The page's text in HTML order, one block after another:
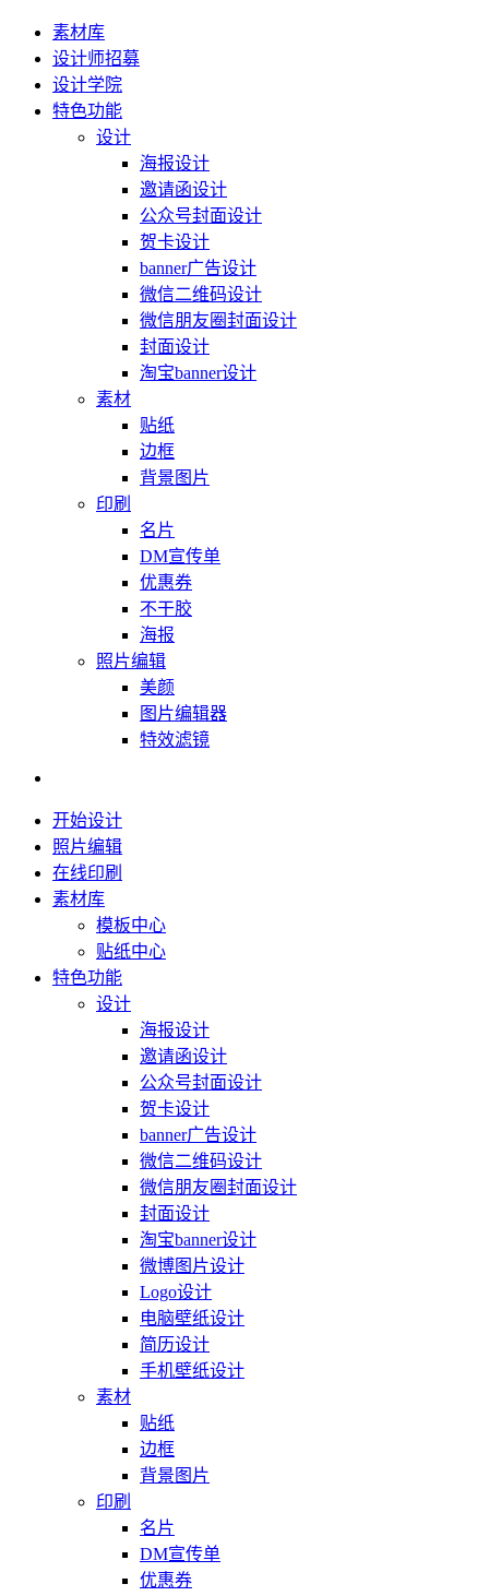
素材库
设计师招募
设计学院
特色功能
设计
海报设计
邀请函设计
公众号封面设计
贺卡设计
banner广告设计
微信二维码设计
微信朋友圈封面设计
封面设计
淘宝banner设计
素材
贴纸
边框
背景图片
印刷
名片
DM宣传单
优惠券
不干胶
海报
照片编辑
美颜
图片编辑器
特效滤镜
开始设计
照片编辑
在线印刷
素材库
模板中心
贴纸中心
特色功能
设计
海报设计
邀请函设计
公众号封面设计
贺卡设计
banner广告设计
微信二维码设计
微信朋友圈封面设计
封面设计
淘宝banner设计
微博图片设计
Logo设计
电脑壁纸设计
简历设计
手机壁纸设计
素材
贴纸
边框
背景图片
印刷
名片
DM宣传单
优惠券